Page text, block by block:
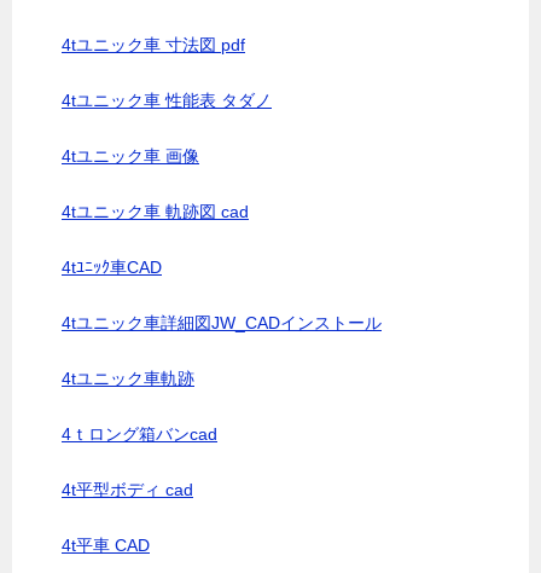
4tユニック車 寸法図 pdf
4tユニック車 性能表 タダノ
4tユニック車 画像
4tユニック車 軌跡図 cad
4tﾕﾆｯｸ車CAD
4tユニック車詳細図JW_CADインストール
4tユニック車軌跡
4ｔロング箱バンcad
4t平型ボディ cad
4t平車 CAD